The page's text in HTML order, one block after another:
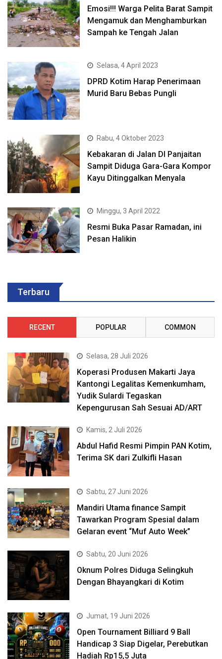
Emosi!!! Warga Pelita Barat Sampit
Mengamuk dan Menghamburkan
Sampah ke Tengah Jalan
Selasa, 4 April 2023
DPRD Kotim Harap Penerimaan
Murid Baru Bebas Pungli
Rabu, 4 Oktober 2023
Kebakaran di Jalan DI Panjaitan
Sampit Diduga Gara-Gara Kompor
Kayu Ditinggalkan Menyala
Minggu, 3 April 2022
Resmi Buka Pasar Ramadan, ini
Pesan Halikin
Terbaru
RECENT POPULAR COMMON
Selasa, 28 Juli 2026
Koperasi Produsen Makarti Jaya
Kantongi Legalitas Kemenkumham,
Yudik Sulardi Tegaskan
Kepengurusan Sah Sesuai AD/ART
Kamis, 2 Juli 2026
Abdul Hafid Resmi Pimpin PAN Kotim,
Terima SK dari Zulkifli Hasan
Sabtu, 27 Juni 2026
Mandiri Utama finance Sampit
Tawarkan Program Spesial dalam
Gelaran event “Muf Auto Week”
Sabtu, 20 Juni 2026
Oknum Polres Diduga Selingkuh
Dengan Bhayangkari di Kotim
Jumat, 19 Juni 2026
Open Tournament Billiard 9 Ball
Handicap 3 Siap Digelar, Perebutkan
Hadiah Rp15,5 Juta